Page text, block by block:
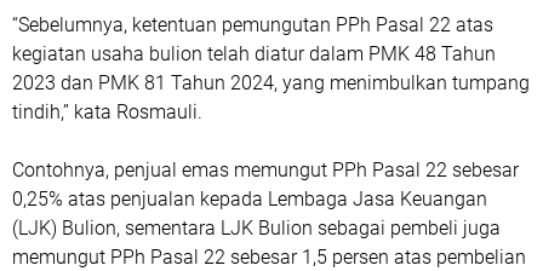
“Sebelumnya, ketentuan pemungutan PPh Pasal 22 atas
kegiatan usaha bulion telah diatur dalam PMK 48 Tahun
2023 dan PMK 81 Tahun 2024, yang menimbulkan tumpang
tindih,” kata Rosmauli.
Contohnya, penjual emas memungut PPh Pasal 22 sebesar
0,25% atas penjualan kepada Lembaga Jasa Keuangan
(LJK) Bulion, sementara LJK Bulion sebagai pembeli juga
memungut PPh Pasal 22 sebesar 1,5 persen atas pembelian